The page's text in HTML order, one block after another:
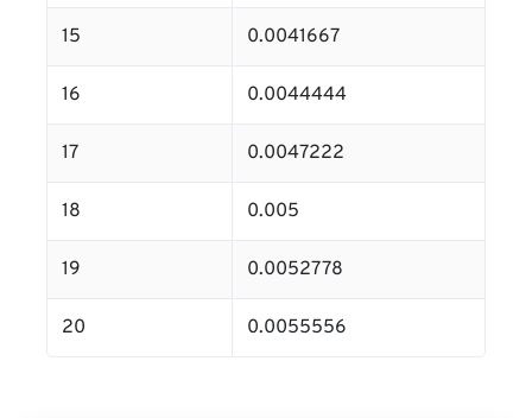
15 0.0041667
16 0.0044444
17 0.0047222
18 0.005
19 0.0052778
20 0.0055556